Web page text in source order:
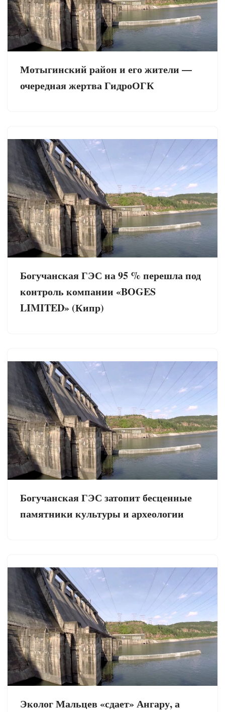
Мотыгинский район и его жители —
очередная жертва ГидроОГК
Богучанская ГЭС на 95 % перешла под
контроль компании «BOGES
LIMITED» (Кипр)
Богучанская ГЭС затопит бесценные
памятники культуры и археологии
Эколог Мальцев «сдает» Ангару, а